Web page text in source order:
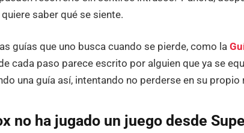
saber qué se siente.
guías que uno busca cuando se pierde, como la
cada paso parece escrito por alguien que ya se
una guía así, intentando no perderse en su
no ha jugado un juego desde